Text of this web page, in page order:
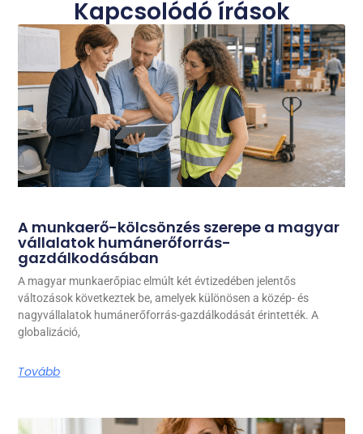
Kapcsolódó írások
A munkaerő-kölcsönzés szerepe a magyar
vállalatok humánerőforrás-
gazdálkodásában
A magyar munkaerőpiac elmúlt két évtizedében jelentős
változások következtek be, amelyek különösen a közép- és
nagyvállalatok humánerőforrás-gazdálkodását érintették. A
globalizáció,
Tovább